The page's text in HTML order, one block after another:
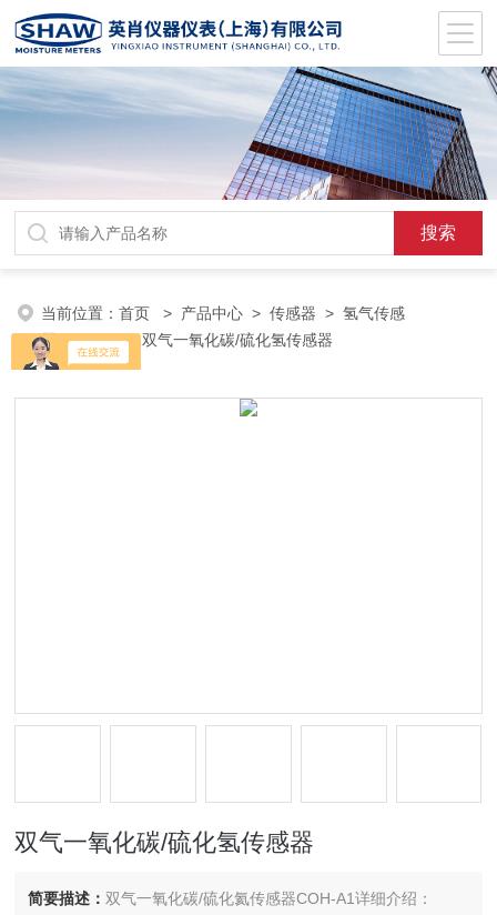
当前位置：首页 > 产品中心 >传感器 >氢气传感
器
> COH-A1双气一氧化碳/硫化氢传感器
双气一氧化碳/硫化氢传感器
简要描述：双气一氧化碳/硫化氦传感器COH-A1详细介绍：